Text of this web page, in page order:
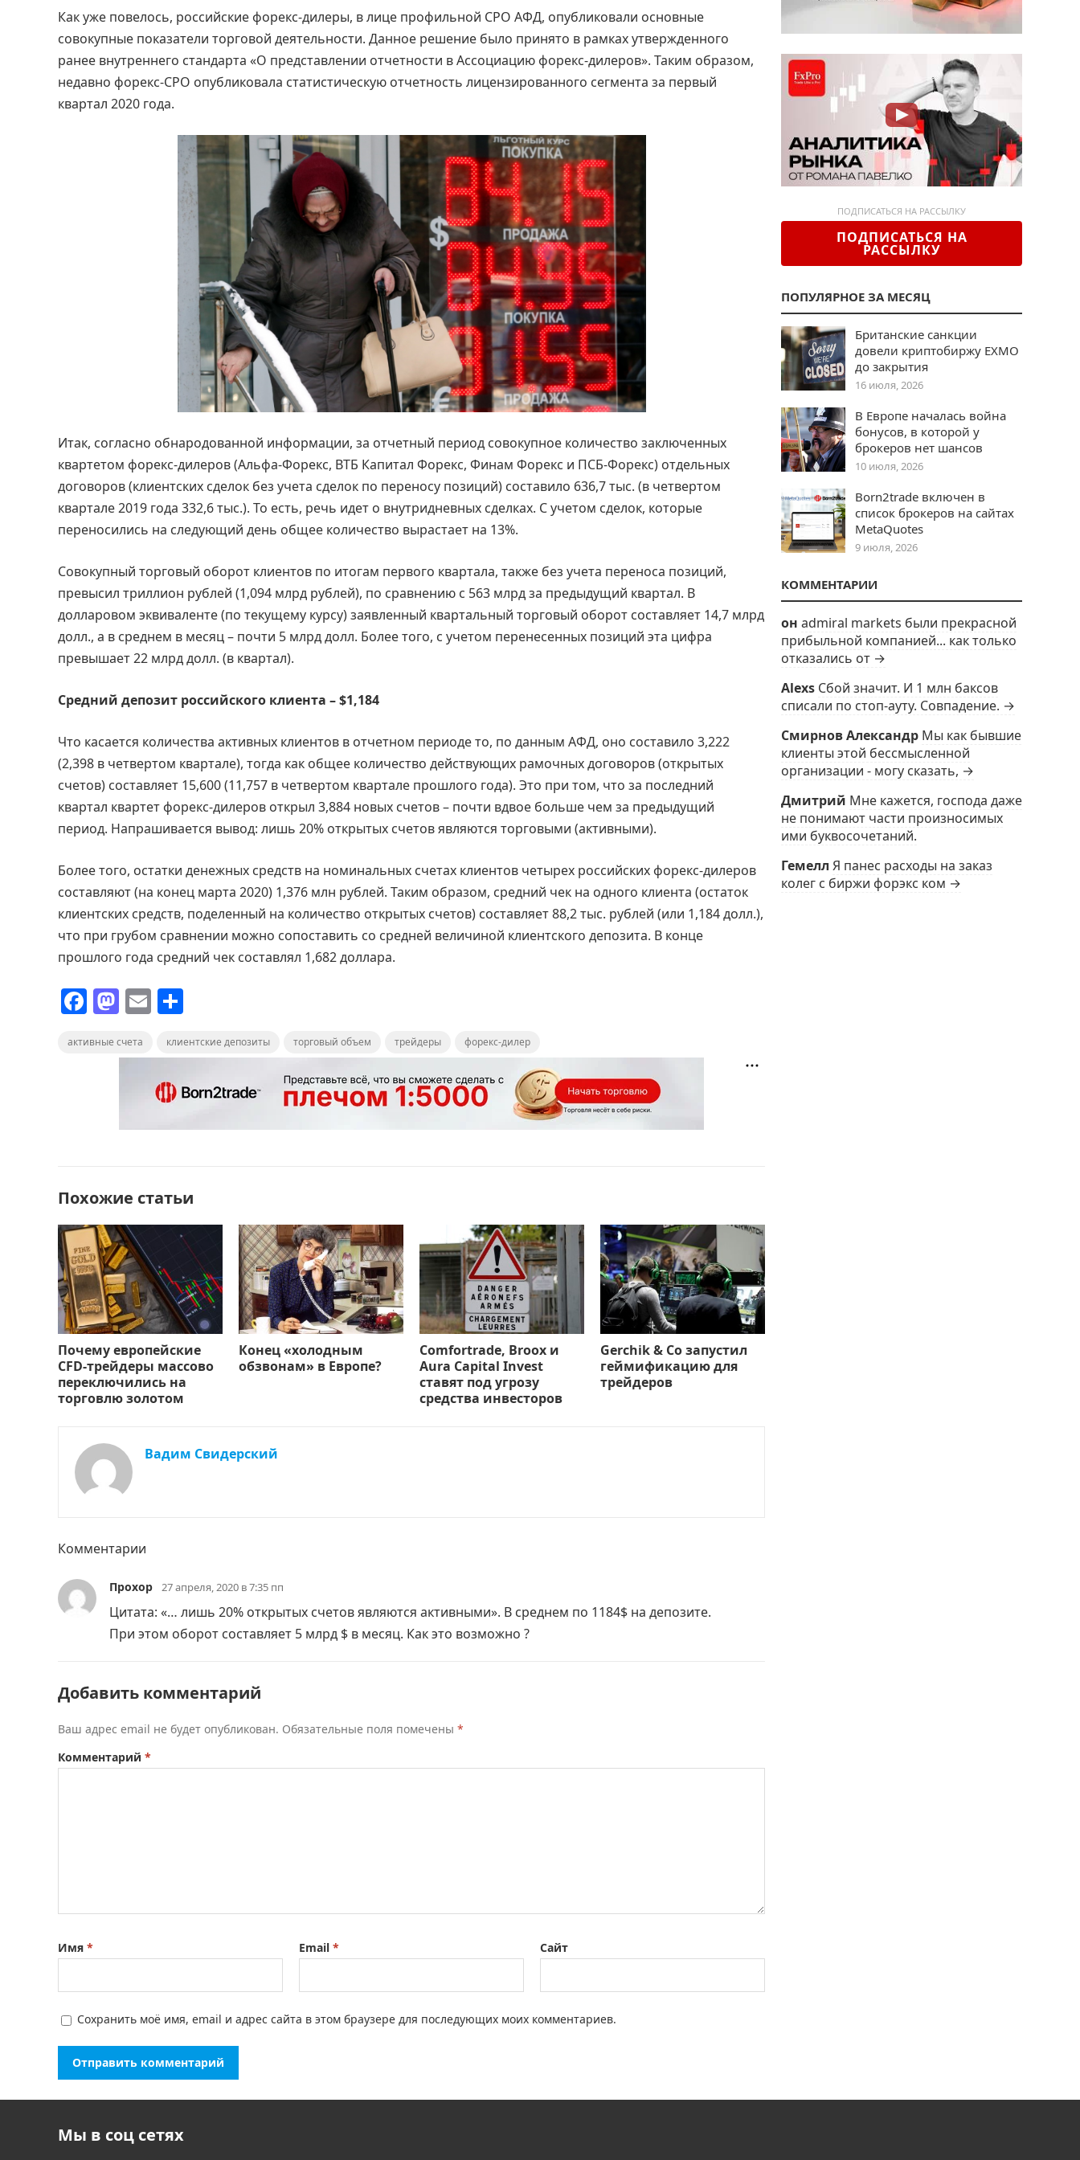
Как уже повелось, российские форекс-дилеры, в лице профильной СРО АФД, опубликовали основные
совокупные показатели торговой деятельности. Данное решение было принято в рамках утвержденного
ранее внутреннего стандарта «О представлении отчетности в Ассоциацию форекс-дилеров». Таким образом,
недавно форекс-СРО опубликовала статистическую отчетность лицензированного сегмента за первый
квартал 2020 года.
Итак, согласно обнародованной информации, за отчетный период совокупное количество заключенных
квартетом форекс-дилеров (Альфа-Форекс, ВТБ Капитал Форекс, Финам Форекс и ПСБ-Форекс) отдельных
договоров (клиентских сделок без учета сделок по переносу позиций) составило 636,7 тыс. (в четвертом
квартале 2019 года 332,6 тыс.). То есть, речь идет о внутридневных сделках. С учетом сделок, которые
переносились на следующий день общее количество вырастает на 13%.
Совокупный торговый оборот клиентов по итогам первого квартала, также без учета переноса позиций,
превысил триллион рублей (1,094 млрд рублей), по сравнению с 563 млрд за предыдущий квартал. В
долларовом эквиваленте (по текущему курсу) заявленный квартальный торговый оборот составляет 14,7 млрд
долл., а в среднем в месяц – почти 5 млрд долл. Более того, с учетом перенесенных позиций эта цифра
превышает 22 млрд долл. (в квартал).
Средний депозит российского клиента – $1,184
Что касается количества активных клиентов в отчетном периоде то, по данным АФД, оно составило 3,222
(2,398 в четвертом квартале), тогда как общее количество действующих рамочных договоров (открытых
счетов) составляет 15,600 (11,757 в четвертом квартале прошлого года). Это при том, что за последний
квартал квартет форекс-дилеров открыл 3,884 новых счетов – почти вдвое больше чем за предыдущий
период. Напрашивается вывод: лишь 20% открытых счетов являются торговыми (активными).
Более того, остатки денежных средств на номинальных счетах клиентов четырех российских форекс-дилеров
составляют (на конец марта 2020) 1,376 млн рублей. Таким образом, средний чек на одного клиента (остаток
клиентских средств, поделенный на количество открытых счетов) составляет 88,2 тыс. рублей (или 1,184 долл.),
что при грубом сравнении можно сопоставить со средней величиной клиентского депозита. В конце
прошлого года средний чек составлял 1,682 доллара.
F
c
M
st
o
E
ai
l
п
р
а
в
ь
активные счета клиентские депозиты торговый объем трейдеры форекс-дилер
Похожие статьи
Почему европейские
CFD-трейдеры массово
переключились на
торговлю золотом
Конец «холодным
обзвонам» в Европе?
Comfortrade, Broox и
Aura Capital Invest
ставят под угрозу
средства инвесторов
Gerchik & Co запустил
геймификацию для
трейдеров
Вадим Свидерский
Комментарии
Прохор 27 апреля, 2020 в 7:35 пп
Цитата: «… лишь 20% открытых счетов являются активными». В среднем по 1184$ на депозите.
При этом оборот составляет 5 млрд $ в месяц. Как это возможно ?
Добавить комментарий
Ваш адрес email не будет опубликован. Обязательные поля помечены *
Комментарий *
Имя * Email * Сайт
Сохранить моё имя, email и адрес сайта в этом браузере для последующих моих комментариев.
ПОДПИСАТЬСЯ НА РАССЫЛКУ
ПОДПИСАТЬСЯ НА
РАССЫЛКУ
ПОПУЛЯРНОЕ ЗА МЕСЯЦ
Британские санкции
довели криптобиржу EXMO
до закрытия
16 июля, 2026
В Европе началась война
бонусов, в которой у
брокеров нет шансов
10 июля, 2026
Born2trade включен в
список брокеров на сайтах
MetaQuotes
9 июля, 2026
КОММЕНТАРИИ
он admiral markets были прекрасной
прибыльной компанией... как только
отказались от →
Alexs Сбой значит. И 1 млн баксов
списали по стоп-ауту. Совпадение. →
Смирнов Александр Мы как бывшие
клиенты этой бессмысленной
организации - могу сказать, →
Дмитрий Мне кажется, господа даже
не понимают части произносимых
ими буквосочетаний.
Гемелл Я панес расходы на заказ
колег с биржи форэкс ком →
Мы в соц сетях